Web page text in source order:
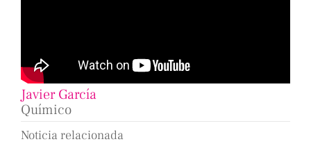
Javier García
Químico
Noticia relacionada